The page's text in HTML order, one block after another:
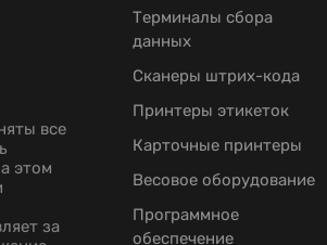
Терминалы сбора
данных
Сканеры штрих-кода
Принтеры этикеток
Карточные принтеры
Весовое оборудование
Программное
обеспечение